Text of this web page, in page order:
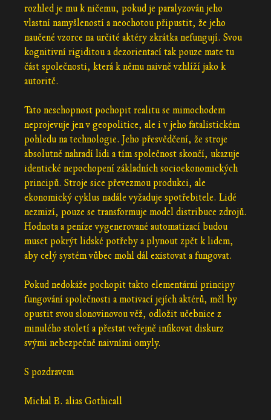
rozhled je mu k ničemu, pokud je paralyzován jeho
vlastní namyšleností a neochotou připustit, že jeho
naučené vzorce na určité aktéry zkrátka nefungují. Svou
kognitivní rigiditou a dezorientací tak pouze mate tu
část společnosti, která k němu naivně vzhlíží jako k
autoritě.
Tato neschopnost pochopit realitu se mimochodem
neprojevuje jen v geopolitice, ale i v jeho fatalistickém
pohledu na technologie. Jeho přesvědčení, že stroje
absolutně nahradí lidi a tím společnost skončí, ukazuje
identické nepochopení základních socioekonomických
principů. Stroje sice převezmou produkci, ale
ekonomický cyklus nadále vyžaduje spotřebitele. Lidé
nezmizí, pouze se transformuje model distribuce zdrojů.
Hodnota a peníze vygenerované automatizací budou
muset pokrýt lidské potřeby a plynout zpět k lidem,
aby celý systém vůbec mohl dál existovat a fungovat.
Pokud nedokáže pochopit takto elementární principy
fungování společnosti a motivací jejích aktérů, měl by
opustit svou slonovinovou věž, odložit učebnice z
minulého století a přestat veřejně infikovat diskurz
svými nebezpečně naivními omyly.
S pozdravem
Michal B. alias Gothicall